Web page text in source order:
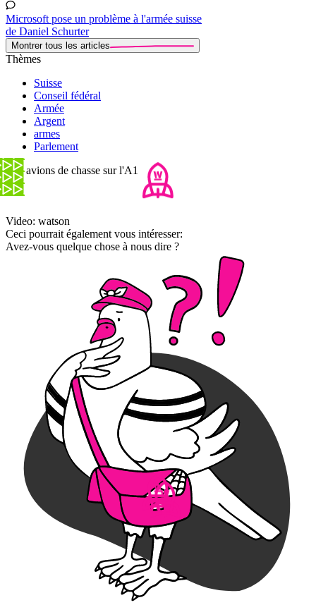
Microsoft pose un problème à l'armée suisse
de Daniel Schurter
Montrer tous les articles
Thèmes
Suisse
Conseil fédéral
Armée
Argent
armes
Parlement
Des avions de chasse sur l'A1
Video: watson
Ceci pourrait également vous intéresser:
Avez-vous quelque chose à nous dire ?